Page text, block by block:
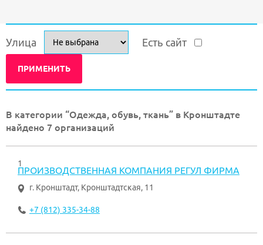
Улица Есть сайт
В категории “Одежда, обувь, ткань” в Кронштадте
найдено 7 организаций
1
ПРОИЗВОДСТВЕННАЯ КОМПАНИЯ РЕГУЛ ФИРМА
г. Кронштадт, Кронштадтская, 11
+7 (812) 335-34-88